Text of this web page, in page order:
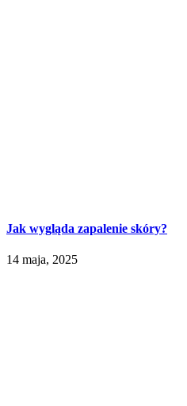
Jak wygląda zapalenie skóry?
14 maja, 2025